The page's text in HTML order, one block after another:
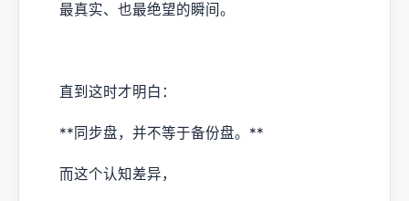
最真实、也最绝望的瞬间。
直到这时才明白：
**同步盘，并不等于备份盘。**
而这个认知差异，